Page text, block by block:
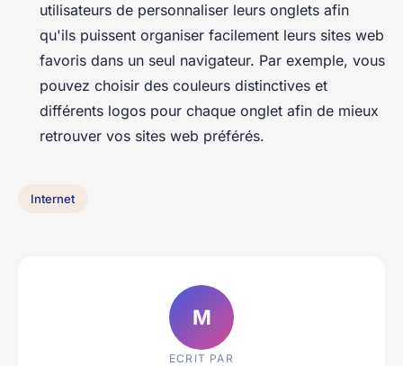
utilisateurs de personnaliser leurs onglets afin
qu'ils puissent organiser facilement leurs sites web
favoris dans un seul navigateur. Par exemple, vous
pouvez choisir des couleurs distinctives et
différents logos pour chaque onglet afin de mieux
retrouver vos sites web préférés.
Internet
M
ECRIT PAR